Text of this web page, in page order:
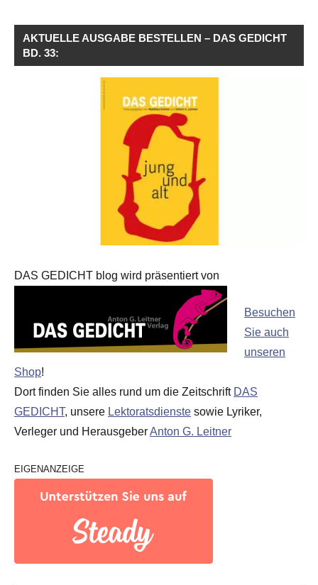
AKTUELLE AUSGABE BESTELLEN – DAS GEDICHT
BD. 33:
DAS GEDICHT blog wird präsentiert von
Besuchen
Sie auch
unseren
Shop!
Dort finden Sie alles rund um die Zeitschrift DAS
GEDICHT, unsere Lektoratsdienste sowie Lyriker,
Verleger und HerausgeberAnton G. Leitner
EIGENANZEIGE